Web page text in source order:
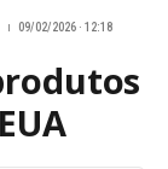
09/02/2026 · 12:18